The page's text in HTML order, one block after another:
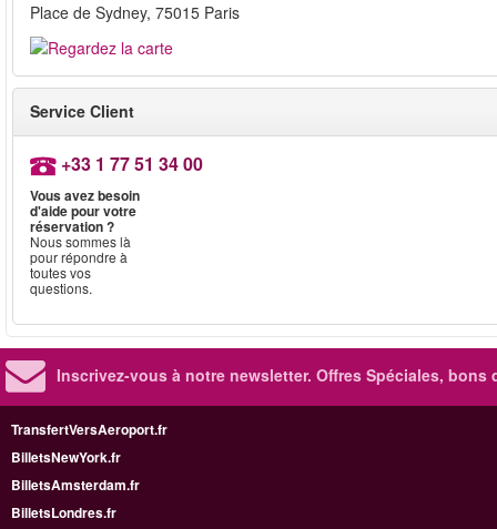
Place de Sydney, 75015 Paris
Service Client
+33 1 77 51 34 00
Vous avez besoin
d'aide pour votre
réservation ?
Nous sommes là
pour répondre à
toutes vos
questions.
Inscrivez-vous à notre newsletter. Offres Spéciales, bons
TransfertVersAeroport.fr
BilletsNewYork.fr
BilletsAmsterdam.fr
BilletsLondres.fr